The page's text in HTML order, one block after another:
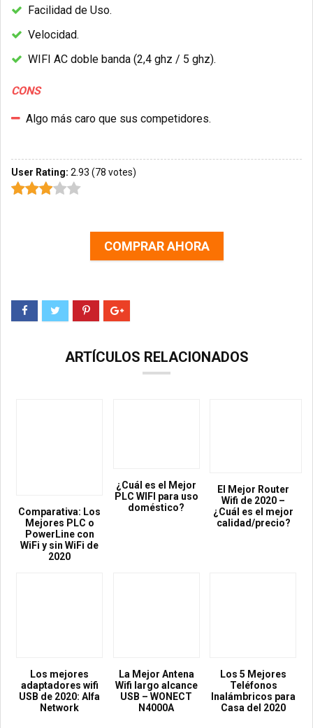
Facilidad de Uso.
Velocidad.
WIFI AC doble banda (2,4 ghz / 5 ghz).
CONS
Algo más caro que sus competidores.
User Rating: 2.93 (78 votes)
COMPRAR AHORA
ARTÍCULOS RELACIONADOS
Comparativa: Los
Mejores PLC o
PowerLine con
WiFi y sin WiFi de
2020
¿Cuál es el Mejor
PLC WIFI para uso
doméstico?
El Mejor Router
Wifi de 2020 –
¿Cuál es el mejor
calidad/precio?
Los mejores
adaptadores wifi
USB de 2020: Alfa
Network
La Mejor Antena
Wifi largo alcance
USB – WONECT
N4000A
Los 5 Mejores
Teléfonos
Inalámbricos para
Casa del 2020